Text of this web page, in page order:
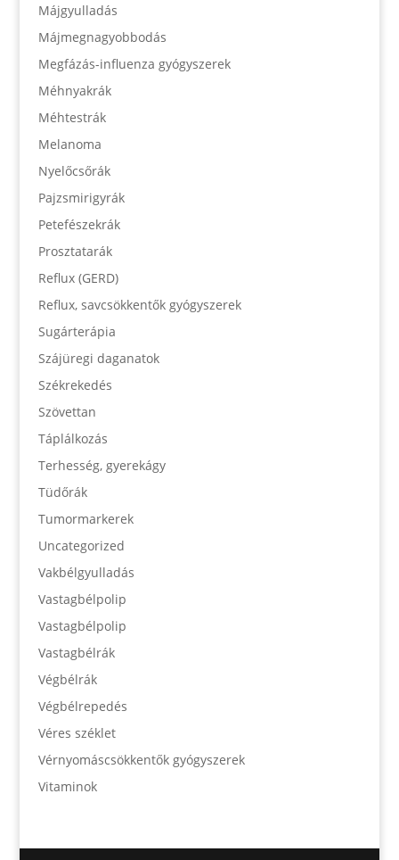
Májgyulladás
Májmegnagyobbodás
Megfázás-influenza gyógyszerek
Méhnyakrák
Méhtestrák
Melanoma
Nyelőcsőrák
Pajzsmirigyrák
Petefészekrák
Prosztatarák
Reflux (GERD)
Reflux, savcsökkentők gyógyszerek
Sugárterápia
Szájüregi daganatok
Székrekedés
Szövettan
Táplálkozás
Terhesség, gyerekágy
Tüdőrák
Tumormarkerek
Uncategorized
Vakbélgyulladás
Vastagbélpolip
Vastagbélpolip
Vastagbélrák
Végbélrák
Végbélrepedés
Véres széklet
Vérnyomáscsökkentők gyógyszerek
Vitaminok